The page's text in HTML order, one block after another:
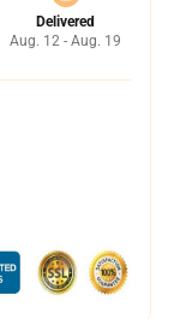
Delivered
Aug. 12 - Aug. 19